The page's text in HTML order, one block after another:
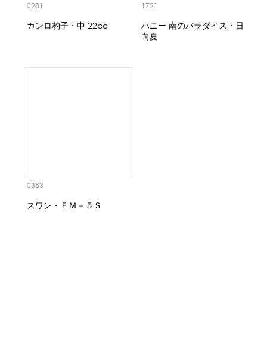
0281
カンロ杓子・中 22cc
1721
ハニー 南のパラダイス・日
向夏
0383
スワン・ＦＭ－５Ｓ